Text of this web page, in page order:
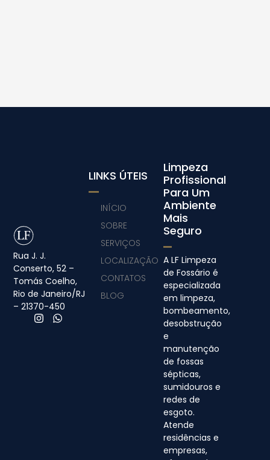
Rua J. J.
Conserto, 52 –
Tomás Coelho,
Rio de Janeiro/RJ
– 21370-450
Limpeza
Profissional
Para Um
Ambiente
Mais
Seguro
A LF Limpeza
de Fossário é
especializada
em limpeza,
bombeamento,
desobstrução
e
manutenção
de fossas
sépticas,
sumidouros e
redes de
esgoto.
Atende
residências e
empresas,
LINKS ÚTEIS
INÍCIO
SOBRE
SERVIÇOS
LOCALIZAÇÃO
CONTATOS
BLOG